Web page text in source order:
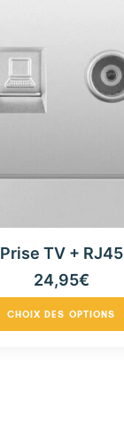
Prise TV + RJ45
24,95€
CHOIX DES OPTIONS